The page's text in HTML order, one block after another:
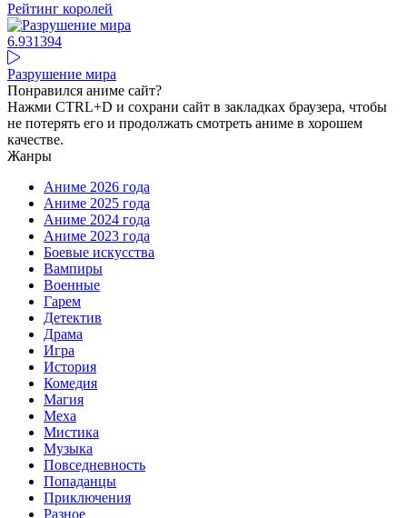
Рейтинг королей
6.931394
Разрушение мира
Понравился аниме сайт?
Нажми CTRL+D и сохрани сайт в закладках браузера, чтобы
не потерять его и продолжать смотреть аниме в хорошем
качестве.
Жанры
Аниме 2026 года
Аниме 2025 года
Аниме 2024 года
Аниме 2023 года
Боевые искусства
Вампиры
Военные
Гарем
Детектив
Драма
Игра
История
Комедия
Магия
Меха
Мистика
Музыка
Повседневность
Попаданцы
Приключения
Разное